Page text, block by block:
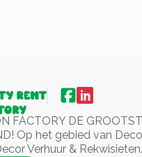
FACTORY DE
Op het gebied van
Verhuur & Rekwisieten.